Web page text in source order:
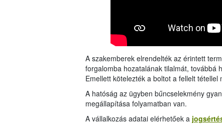
A szakemberek elrendelték az érintett
forgalomba hozatalának tilalmát, továbbá
Emellett kötelezték a boltot a fellelt
A hatóság az ügyben bűncselekmény
megállapítása folyamatban van.
A vállalkozás adatai elérhetőek a